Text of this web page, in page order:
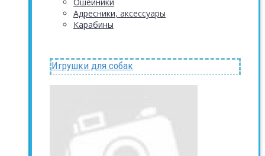
Адресники, аксессуары
Карабины
Игрушки для собак